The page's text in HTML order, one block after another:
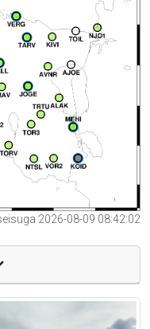
2026-08-09 08:42:02